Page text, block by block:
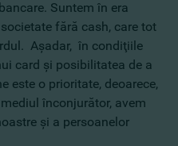
Suntem în era
fără cash, care tot
Aşadar, în condiţiile
card şi posibilitatea de a
este o prioritate, deoarece,
înconjurător, avem
şi a persoanelor